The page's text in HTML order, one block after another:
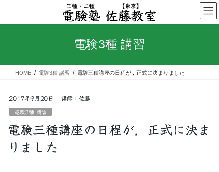
テ
ス
ゲ
ン
電験3種 講習
HOME 電験3種 講習 電験三種講座の日程が，正式に決まりました
2017年9月20日 講師：佐藤
電験3種 講習
電験三種講座の日程が，正式に決ま
りました